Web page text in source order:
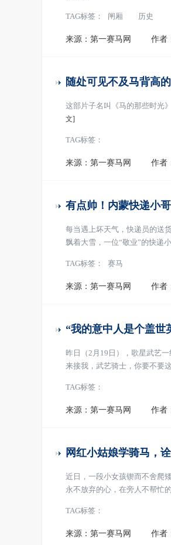
TAG标签： 闸厢 历史
来源：第一赛马网 作者
随处可见不及马背高
这部片子名叫《马的那些时光
文]
TAG标签：
来源：第一赛马网 作者
有点帅！内蒙快递小
每当遇上坏天气，快递员的送
飘着大雪，一位“敬业”的快递
TAG标签： 赛马
来源：第一赛马网 作者
“我的意中人是个盖世
昨日（2月19日），歌星武艺
来接我，武艺骑士，你要不要
TAG标签：
来源：第一赛马网 作者
网红小姑娘学骑马，
近日，一段小女孩锲而不舍爬
永不放弃的心，在旁人不帮忙
TAG标签：
来源：第一赛马网 作者